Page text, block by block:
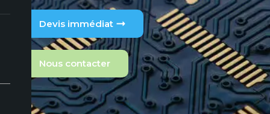
Devis immédiat
Nous contacter